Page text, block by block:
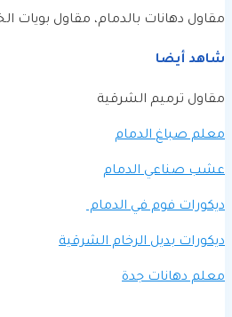
مقاول دهانات بالدمام، مقاول بويات
شاهد أيضا
مقاول ترميم الشرقية
معلم صباغ الدمام
عشب صناعي الدمام
ديكورات فوم في الدمام
ديكورات بديل الرخام الشرقية
معلم دهانات جدة